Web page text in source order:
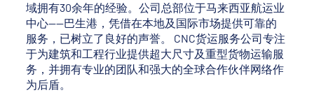
域拥有30余年的经验。公司总部位于马来西亚航运业
中心——巴生港，凭借在本地及国际市场提供可靠的
服务，已树立了良好的声誉。 CNC货运服务公司专注
于为建筑和工程行业提供超大尺寸及重型货物运输服
务，并拥有专业的团队和强大的全球合作伙伴网络作
为后盾。